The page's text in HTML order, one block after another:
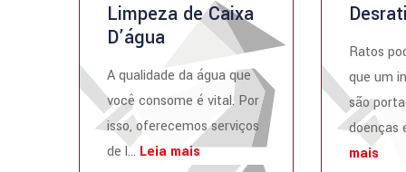
Limpeza de Caixa
D’água
A qualidade da água que
você consome é vital. Por
isso, oferecemos serviços
de l... Leia mais
Ratos
que um
são
doenças
mais